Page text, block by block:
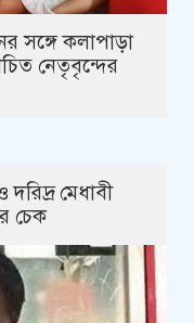
সঙ্গে কলাপাড়া
নেতৃবৃন্দের
মেধাবী
চেক